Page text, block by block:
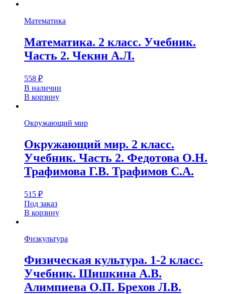
Математика
Математика. 2 класс. Учебник.
Часть 2. Чекин А.Л.
558 ₽
В наличии
В корзину
Окружающий мир
Окружающий мир. 2 класс.
Учебник. Часть 2. Федотова О.Н.
Трафимова Г.В. Трафимов С.А.
515 ₽
Под заказ
В корзину
Физкультура
Физическая культура. 1-2 класс.
Учебник. Шишкина А.В.
Алимпиева О.П. Брехов Л.В.